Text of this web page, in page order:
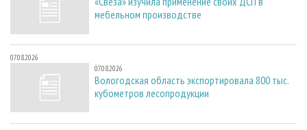
мебельном производстве
07.08.2026
07.08.2026
Вологодская область экспортировала 800 тыс.
кубометров лесопродукции